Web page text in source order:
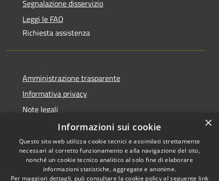
Segnalazione disservizio
Leggi le FAQ
Richiesta assistenza
Amministrazione trasparente
Informativa privacy
Note legali
Dichiarazione di accessibilità
RSS
Copyright © 2026 • Comune di
×
Informazioni sui cookie
Questo sito web utilizza cookie tecnici e assimilati strettamente
necessari al corretto funzionamento e alla navigazione del sito,
nonché un cookie tecnico analitico al solo fine di elaborare
informazioni statistiche, aggregate e anonime.
Per maggiori dettagli, può consultare la cookie policy al seguente link